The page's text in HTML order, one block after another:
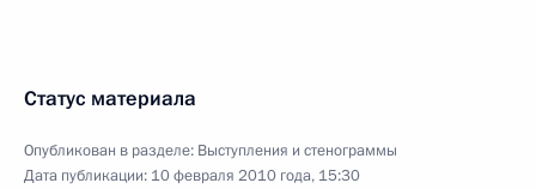
Статус материала
Опубликован в разделе: Выступления и стенограммы
Дата публикации: 10 февраля 2010 года, 15:30